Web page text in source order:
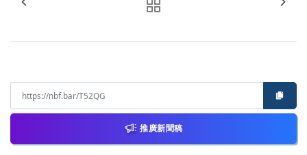
推廣新聞稿